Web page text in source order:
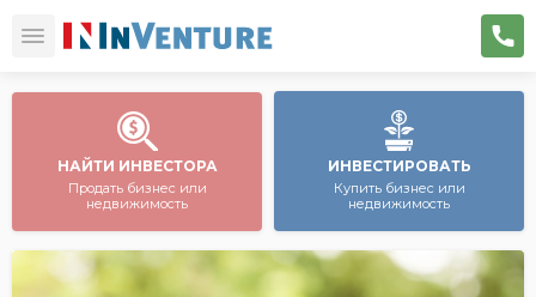
НАЙТИ ИНВЕСТОРА
Продать бизнес или
недвижимость
ИНВЕСТИРОВАТЬ
Купить бизнес или
недвижимость